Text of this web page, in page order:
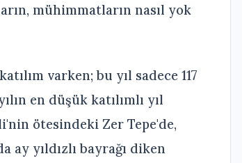
mühimmatların nasıl yok
varken; bu yıl sadece 117
en düşük katılımlı yıl
ötesindeki Zer Tepe'de,
ay yıldızlı bayrağı diken